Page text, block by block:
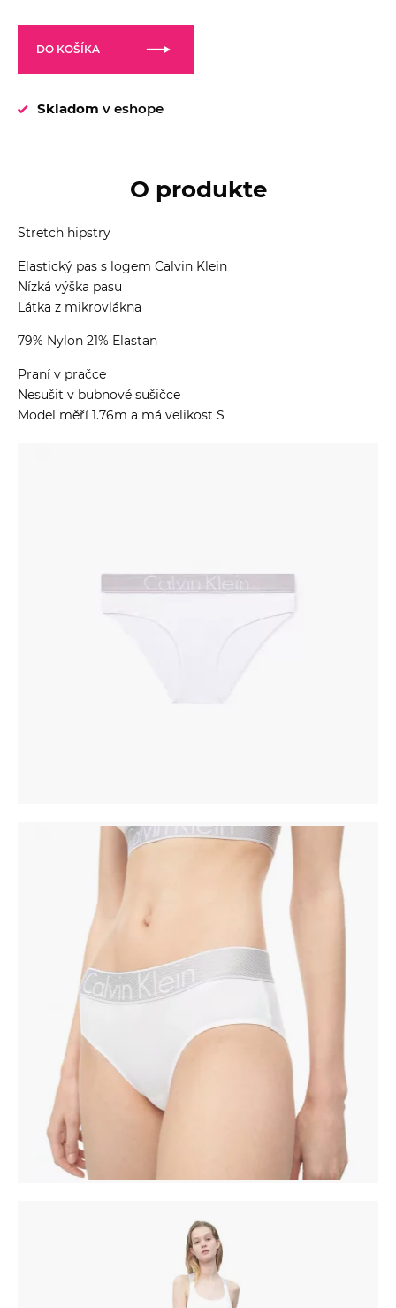
DO KOŠÍKA
Skladom v eshope
O produkte
Stretch hipstry
Elastický pas s logem Calvin Klein
Nízká výška pasu
Látka z mikrovlákna
79% Nylon 21% Elastan
Praní v pračce
Nesušit v bubnové sušičce
Model měří 1.76m a má velikost S